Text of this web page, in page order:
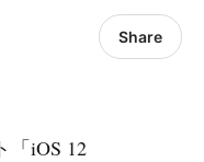
Share
「iOS 12